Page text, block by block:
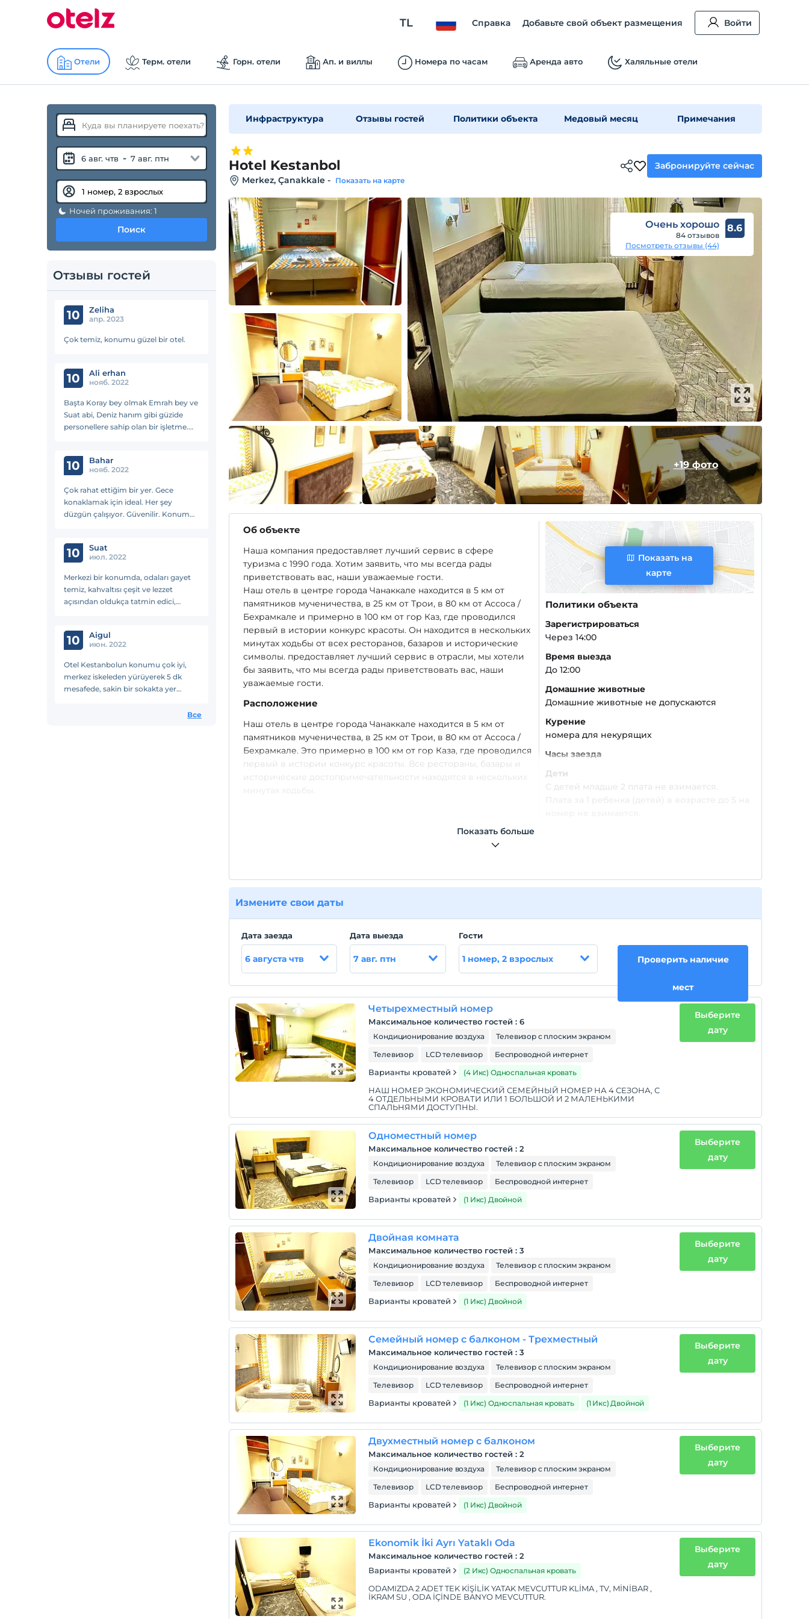
TL Справка Добавьте свой объект размещения Войти
Отели Терм. отели Горн. отели Ап. и виллы Номера по часам Аренда авто Халяльные отели
6 авг. чтв - 7 авг. птн
Ночей проживания: 1
Поиск
Отзывы гостей
10 Zeliha
апр. 2023
Çok temiz, konumu güzel bir otel.
10 Ali erhan
нояб. 2022
Başta Koray bey olmak Emrah bey ve
Suat abi, Deniz hanım gibi güzide
personellere sahip olan bir işletme.
gayet ferahtı düzenliydi
10 Bahar
нояб. 2022
Çok rahat ettiğim bir yer. Gece
konaklamak için ideal. Her şey
düzgün çalışıyor. Güvenilir. Konumu
10 Suat
июл. 2022
Merkezi bir konumda, odaları gayet
temiz, kahvaltısı çeşit ve lezzet
açısından oldukça tatmin edici,
başarılı bir otel.
10 Aigul
июн. 2022
Otel Kestanbolun konumu çok iyi,
merkez iskeleden yürüyerek 5 dk
mesafede, sakin bir sokakta yer
sorumlu olan güzel insanlar çalışıyor.
Все
Инфраструктура Отзывы гостей Политики объекта Медовый месяц Примечания
Hotel Kestanbol
Merkez‎, Çanakkale- Показать на карте
Забронируйте сейчас
Очень хорошо
84 отзывов
Посмотреть отзывы (44)
8.6
+19 фото
Об объекте
Наша компания предоставляет лучший сервис в сфере
туризма с 1990 года. Хотим заявить, что мы всегда рады
приветствовать вас, наши уважаемые гости.
Наш отель в центре города Чанаккале находится в 5 км от
памятников мученичества, в 25 км от Трои, в 80 км от Ассоса /
Бехрамкале и примерно в 100 км от гор Каз, где проводился
первый в истории конкурс красоты. Он находится в нескольких
минутах ходьбы от всех ресторанов, базаров и исторические
символы. предоставляет лучший сервис в отрасли, мы хотели
бы заявить, что мы всегда рады приветствовать вас, наши
уважаемые гости.
Расположение
Наш отель в центре города Чанаккале находится в 5 км от
памятников мученичества, в 25 км от Трои, в 80 км от Ассоса /
Бехрамкале. Это примерно в 100 км от гор Каза, где проводился
первый в истории конкурс красоты. Все рестораны, базары и
исторические достопримечательности находятся в нескольких
минутах ходьбы.
Показать на
карте
Политики объекта
Зарегистрироваться
Через 14:00
Время выезда
До 12:00
Домашние животные
Домашние животные не допускаются
Курение
номера для некурящих
Часы заезда
Дети
С детей младше 2 плата не взимается.
Показать больше
Измените свои даты
Дата заезда
6 августа чтв
Дата выезда
7 авг. птн
Гости
1 номер, 2 взрослых Проверить наличие
мест
Четырехместный номер
Максимальное количество гостей :6
Кондиционирование воздуха
Телевизор с плоским экраном
Телевизор
LCD телевизор Беспроводной интернет
Варианты кроватей (4 Икс) Односпальная кровать
НАШ НОМЕР ЭКОНОМИЧЕСКИЙ СЕМЕЙНЫЙ НОМЕР НА 4 СЕЗОНА, С
4 ОТДЕЛЬНЫМИ КРОВАТИ ИЛИ 1 БОЛЬШОЙ И 2 МАЛЕНЬКИМИ
СПАЛЬНЯМИ ДОСТУПНЫ.
Выберите
дату
Одноместный номер
Максимальное количество гостей :2
Кондиционирование воздуха
Телевизор с плоским экраном
Телевизор
LCD телевизор Беспроводной интернет
Варианты кроватей (1 Икс) Двойной
Выберите
дату
Двойная комната
Максимальное количество гостей :3
Кондиционирование воздуха
Телевизор с плоским экраном
Телевизор
LCD телевизор Беспроводной интернет
Варианты кроватей (1 Икс) Двойной
Выберите
дату
Семейный номер с балконом - Трехместный
Максимальное количество гостей :3
Кондиционирование воздуха
Телевизор с плоским экраном
Телевизор
LCD телевизор Беспроводной интернет
Варианты кроватей (1 Икс) Односпальная кровать (1 Икс) Двойной
Выберите
дату
Двухместный номер с балконом
Максимальное количество гостей :2
Кондиционирование воздуха
Телевизор с плоским экраном
Телевизор
LCD телевизор Беспроводной интернет
Варианты кроватей (1 Икс) Двойной
Выберите
дату
Ekonomik İki Ayrı Yataklı Oda
Максимальное количество гостей :2
Варианты кроватей
(2 Икс) Односпальная кровать
ODAMIZDA 2 ADET TEK KİŞİLİK YATAK MEVCUTTUR KLİMA , TV, MİNİBAR ,
İKRAM SU , ODA İÇİNDE BANYO MEVCUTTUR.
Выберите
дату